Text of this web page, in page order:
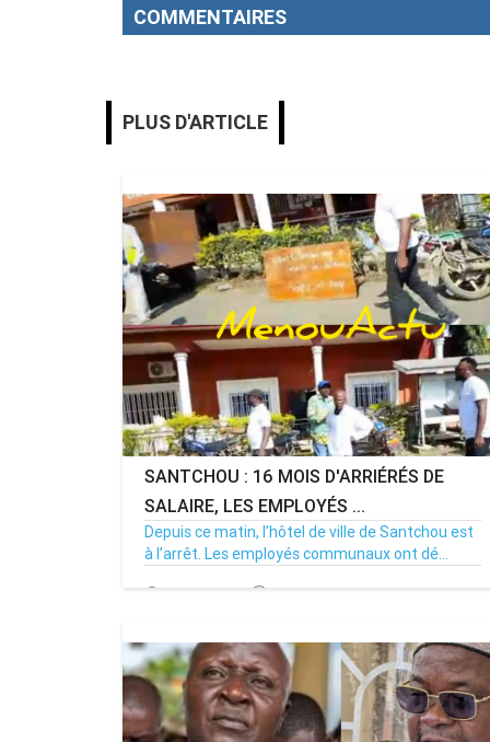
COMMENTAIRES
PLUS D'ARTICLE
SANTCHOU : 16 MOIS D'ARRIÉRÉS DE
SALAIRE, LES EMPLOYÉS ...
Depuis ce matin, l’hôtel de ville de Santchou est
à l’arrêt. Les employés communaux ont dé...
20/07/26 Par MenouActu 0